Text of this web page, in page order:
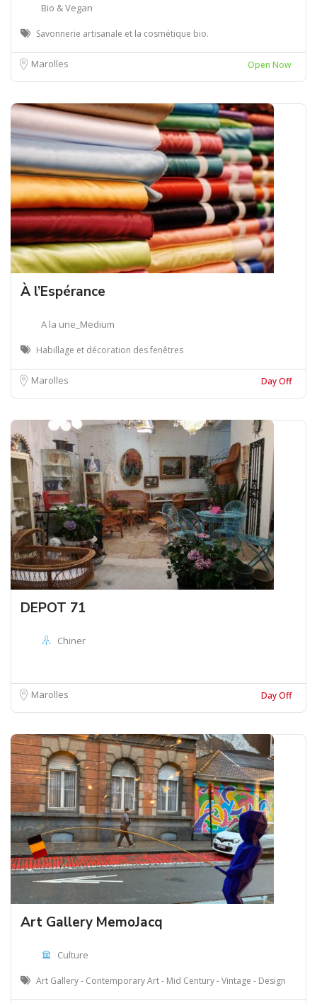
Bio & Vegan
Savonnerie artisanale et la cosmétique bio.
Marolles Open Now
À l’Espérance
A la une_Medium
Habillage et décoration des fenêtres
Marolles Day Off
DEPOT 71
Chiner
Marolles Day Off
Art Gallery MemoJacq
Culture
Art Gallery - Contemporary Art - Mid Century - Vintage - Design